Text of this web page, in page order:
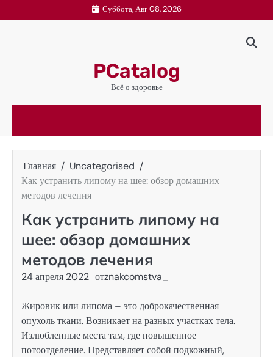
к
Суббота, Авг 08, 2026
PCatalog
Всё о здоровье
Главная
Uncategorised
Как устранить липому на шее: обзор домашних
методов лечения
Как устранить липому на
шее: обзор домашних
методов лечения
24 апреля 2022 отznakcomstva_
Жировик или липома – это доброкачественная
опухоль ткани. Возникает на разных участках тела.
Излюбленные места там, где повышенное
потоотделение. Представляет собой подкожный,